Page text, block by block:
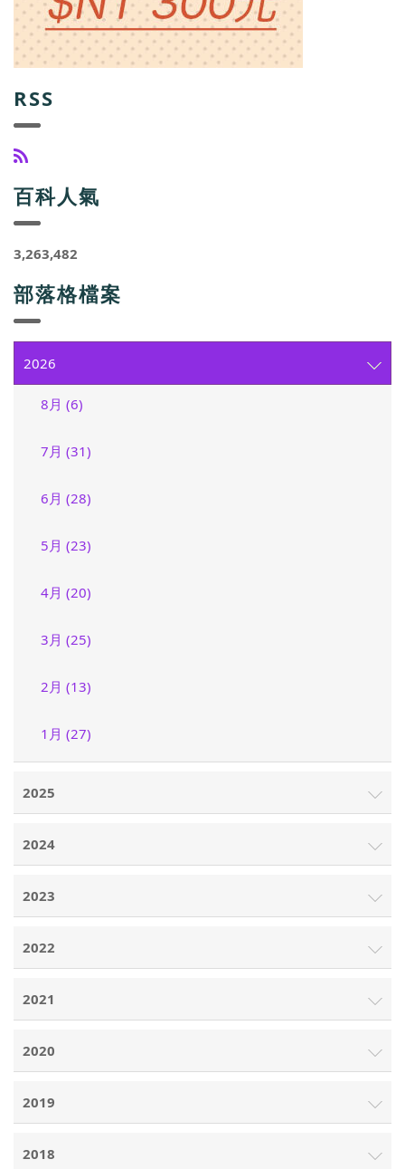
RSS
百科人氣
3,263,482
部落格檔案
2026
8月 (6)
7月 (31)
6月 (28)
5月 (23)
4月 (20)
3月 (25)
2月 (13)
1月 (27)
2025
2024
2023
2022
2021
2020
2019
2018